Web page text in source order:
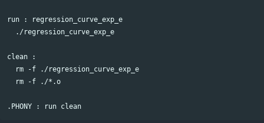
run : regression_curve_exp_e
  ./regression_curve_exp_e
clean :
  rm -f ./regression_curve_exp_e
  rm -f ./*.o